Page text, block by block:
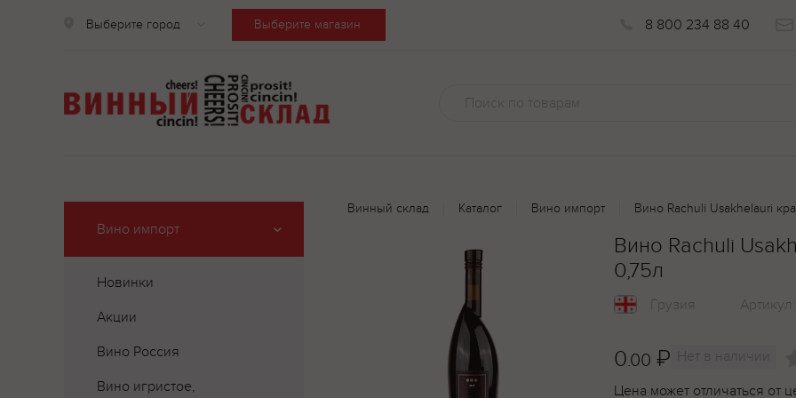
Выберите город Выберите магазин 8 800 234 88 40
Вино импорт
Новинки
Акции
Вино Россия
Вино игристое,
Винный склад Каталог Вино импорт Вино Rachuli Usakhelauri
Вино Rachuli
0,75л
Грузия
0.00 ₽ Нет в наличии
Цена может отличаться от